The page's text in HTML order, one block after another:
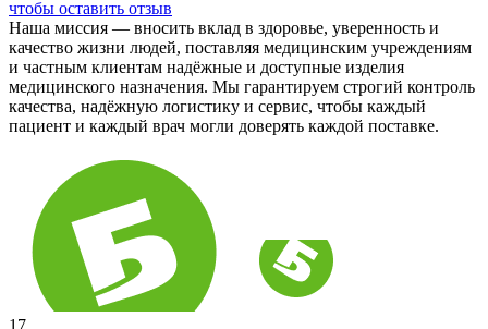
чтобы оставить отзыв
Наша миссия — вносить вклад в здоровье, уверенность и
качество жизни людей, поставляя медицинским учреждениям
и частным клиентам надёжные и доступные изделия
медицинского назначения. Мы гарантируем строгий контроль
качества, надёжную логистику и сервис, чтобы каждый
пациент и каждый врач могли доверять каждой поставке.
17